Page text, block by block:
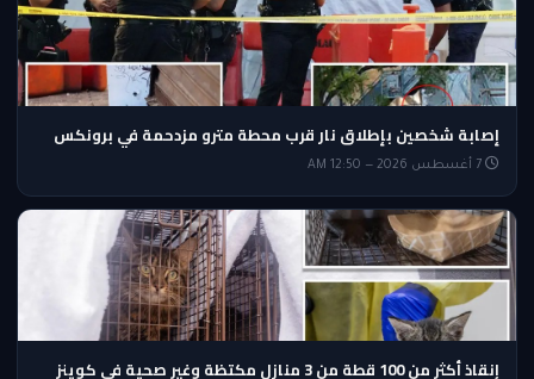
إصابة شخصين بإطلاق نار قرب محطة مترو مزدحمة في برونكس
إنقاذ أكثر من 100 قطة من 3 منازل مكتظة وغير صحية في كوينز